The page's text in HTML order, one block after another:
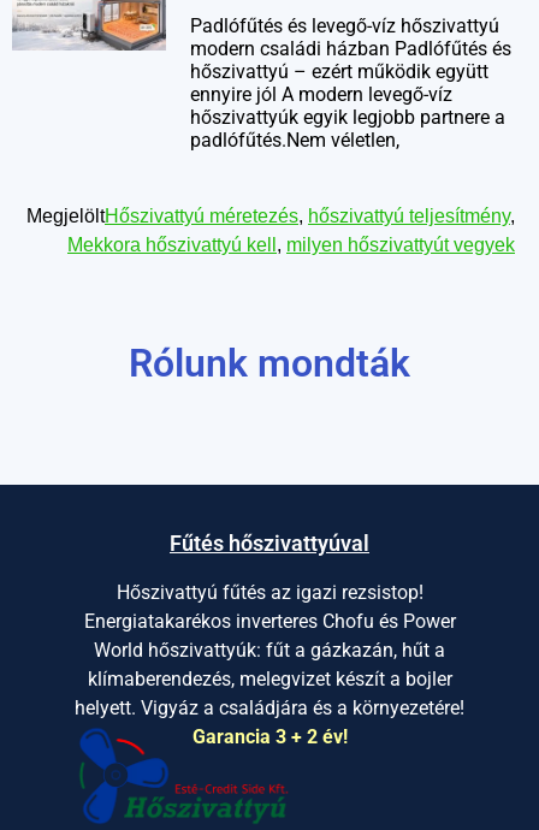
Padlófűtés és levegő-víz hőszivattyú
modern családi házban Padlófűtés és
hőszivattyú – ezért működik együtt
ennyire jól A modern levegő-víz
hőszivattyúk egyik legjobb partnere a
padlófűtés.Nem véletlen,
MegjelöltHőszivattyú méretezés, hőszivattyú teljesítmény,
Mekkora hőszivattyú kell , milyen hőszivattyút vegyek
Rólunk mondták
Fűtés hőszivattyúval
Hőszivattyú fűtés az igazi rezsistop!
Energiatakarékos inverteres Chofu és Power
World hőszivattyúk: fűt a gázkazán, hűt a
klímaberendezés, melegvizet készít a bojler
helyett. Vigyáz a családjára és a környezetére!
Garancia 3 + 2 év!